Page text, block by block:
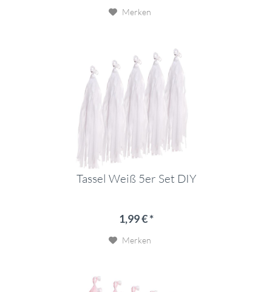
Merken
Tassel Weiß 5er Set DIY
1,99 € *
Merken